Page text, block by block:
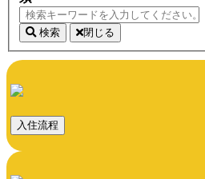
検索 閉じる
入住流程